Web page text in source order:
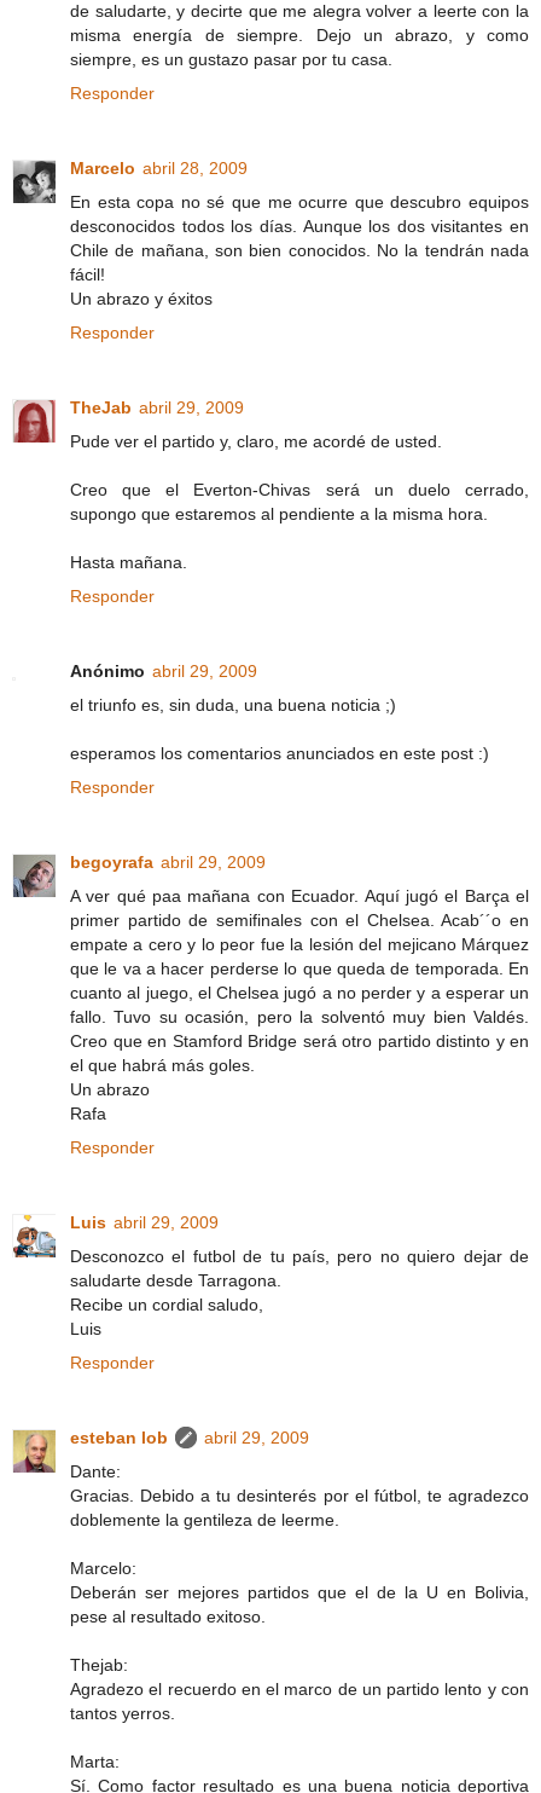
de saludarte, y decirte que me alegra volver a leerte con la
misma energía de siempre. Dejo un abrazo, y como
siempre, es un gustazo pasar por tu casa.
Responder
Marcelo abril 28, 2009
En esta copa no sé que me ocurre que descubro equipos
desconocidos todos los días. Aunque los dos visitantes en
Chile de mañana, son bien conocidos. No la tendrán nada
fácil!
Un abrazo y éxitos
Responder
TheJab abril 29, 2009
Pude ver el partido y, claro, me acordé de usted.
Creo que el Everton-Chivas será un duelo cerrado,
supongo que estaremos al pendiente a la misma hora.
Hasta mañana.
Responder
Anónimo abril 29, 2009
el triunfo es, sin duda, una buena noticia ;)
esperamos los comentarios anunciados en este post :)
Responder
begoyrafa abril 29, 2009
A ver qué paa mañana con Ecuador. Aquí jugó el Barça el
primer partido de semifinales con el Chelsea. Acab´´o en
empate a cero y lo peor fue la lesión del mejicano Márquez
que le va a hacer perderse lo que queda de temporada. En
cuanto al juego, el Chelsea jugó a no perder y a esperar un
fallo. Tuvo su ocasión, pero la solventó muy bien Valdés.
Creo que en Stamford Bridge será otro partido distinto y en
el que habrá más goles.
Un abrazo
Rafa
Responder
Luis abril 29, 2009
Desconozco el futbol de tu país, pero no quiero dejar de
saludarte desde Tarragona.
Recibe un cordial saludo,
Luis
Responder
esteban lob
abril 29, 2009
Dante:
Gracias. Debido a tu desinterés por el fútbol, te agradezco
doblemente la gentileza de leerme.
Marcelo:
Deberán ser mejores partidos que el de la U en Bolivia,
pese al resultado exitoso.
Thejab:
Agradezo el recuerdo en el marco de un partido lento y con
tantos yerros.
Marta:
Sí. Como factor resultado es una buena noticia deportiva